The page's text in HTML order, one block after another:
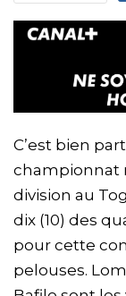
C’est bien
championnat
division au
dix (10) des
pour cette
pelouses.